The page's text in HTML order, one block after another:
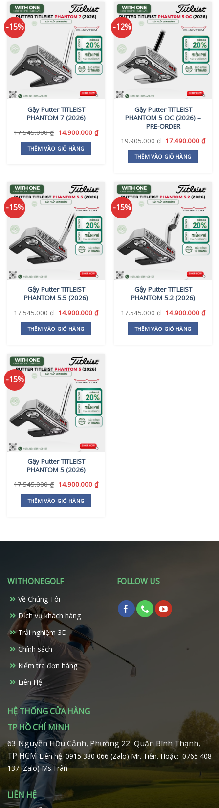
-15%
Gậy Putter TITLEIST
PHANTOM 7 (2026)
17.545.000₫ Giá
gốc
là:
17.545.000 ₫.
14.900.000 ₫Giá
14.900.000 ₫.
THÊM VÀO GIỎ HÀNG
-12%
Gậy Putter TITLEIST
PHANTOM 5 OC (2026) –
PRE-ORDER
19.905.000₫ Giá
gốc
là:
19.905.000 ₫.
17.490.000 ₫Giá
THÊM VÀO GIỎ HÀNG
-15%
Gậy Putter TITLEIST
PHANTOM 5.5 (2026)
17.545.000₫ Giá
là:
17.545.000 ₫.
14.900.000 ₫Giá
THÊM VÀO GIỎ HÀNG
-15%
Gậy Putter TITLEIST
PHANTOM 5.2 (2026)
17.545.000₫ Giá
là:
17.545.000 ₫.
14.900.000 ₫Giá
THÊM VÀO GIỎ HÀNG
-15%
Gậy Putter TITLEIST
PHANTOM 5 (2026)
17.545.000₫ Giá
là:
17.545.000 ₫.
14.900.000 ₫Giá
THÊM VÀO GIỎ HÀNG
WITHONEGOLF
Về Chúng Tôi
Dịch vụ khách hàng
Trải nghiệm 3D
Chính sách
Kiểm tra đơn hàng
Liên Hệ
FOLLOW US
HỆ THỐNG CỬA HÀNG
TP HỒ CHÍ MINH
63 Nguyễn Hữu Cảnh, Phường 22, Quận Bình Thạnh,
TP HCMLiên hệ: 0915 380 066 (Zalo) Mr. Tiền.Hoặc: 0765 408
137 (Zalo) Ms.Trân
LIÊN HỆ